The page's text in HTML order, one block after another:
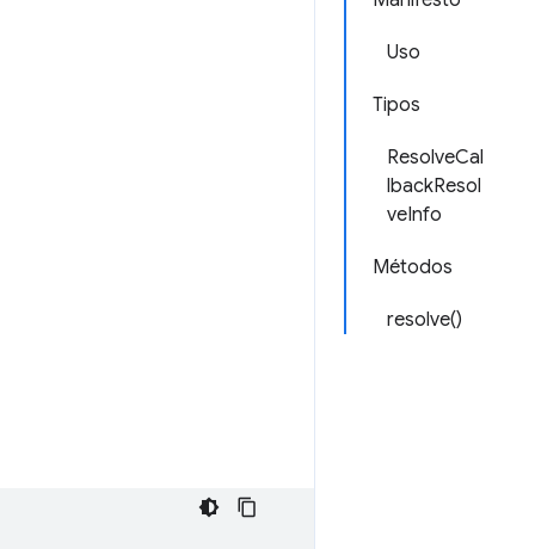
Uso
Tipos
ResolveCal
lbackResol
veInfo
Métodos
resolve()